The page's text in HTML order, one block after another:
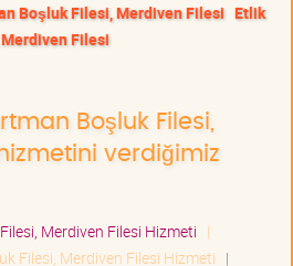
Boşluk Filesi, Merdiven Filesi Etlik
Filesi
Boşluk Filesi,
verdiğimiz
Merdiven Filesi Hizmeti |
Filesi, Merdiven Filesi Hizmeti |